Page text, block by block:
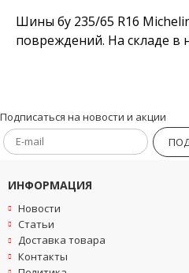
Шины бу 235/65 R16
повреждений. На складе в
Подписаться на новости и акции
ИНФОРМАЦИЯ
Новости
Статьи
Доставка товара
Контакты